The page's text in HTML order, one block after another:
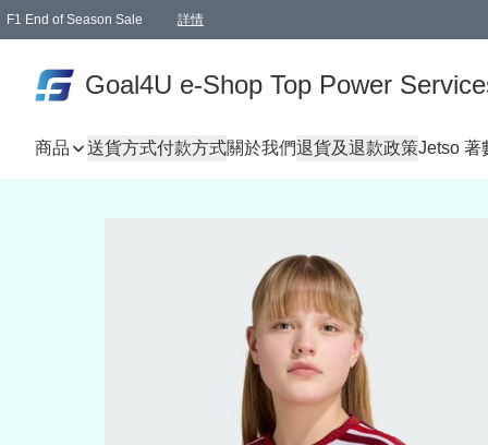
F1 End of Season Sale 詳情
Goal4U e-Shop Top Power
商品 送貨方式付款方式關於我們退貨及退款政策Jetso 著